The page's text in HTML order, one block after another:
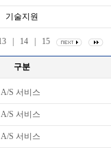
구분